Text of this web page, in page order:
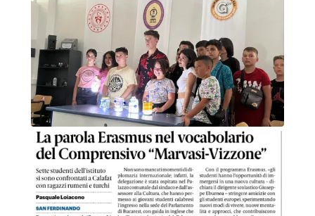
Foto di gruppo
Presentazione lavori